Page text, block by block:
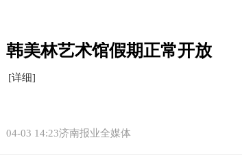
韩美林艺术馆假期正常开放
[详细]
04-03 14:23济南报业全媒体